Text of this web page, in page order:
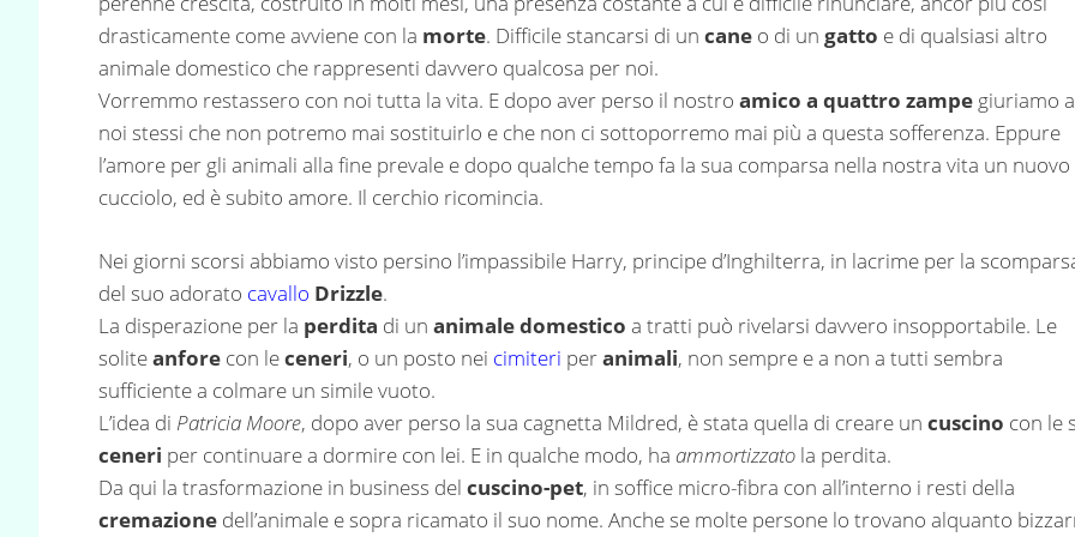
drasticamente come avviene con la morte. Difficile stancarsi di un cane o di un gatto e di qualsiasi altro
animale domestico che rappresenti davvero qualcosa per noi.
Vorremmo restassero con noi tutta la vita. E dopo aver perso il nostro amico a quattro zampe giuriamo a
noi stessi che non potremo mai sostituirlo e che non ci sottoporremo mai più a questa sofferenza. Eppure
l’amore per gli animali alla fine prevale e dopo qualche tempo fa la sua comparsa nella nostra vita un nuovo
cucciolo, ed è subito amore. Il cerchio ricomincia.
Nei giorni scorsi abbiamo visto persino l’impassibile Harry, principe d’Inghilterra, in lacrime per la
del suo adorato cavallo Drizzle.
La disperazione per la perdita di un animale domestico a tratti può rivelarsi davvero insopportabile. Le
soliteanfore con leceneri, o un posto nei cimiteri peranimali, non sempre e a non a tutti sembra
sufficiente a colmare un simile vuoto.
L’idea di Patricia Moore, dopo aver perso la sua cagnetta Mildred, è stata quella di creare un cuscino con le
ceneri per continuare a dormire con lei. E in qualche modo, ha ammortizzato la perdita.
Da qui la trasformazione in business del cuscino-pet, in soffice micro-fibra con all’interno i resti della
cremazione dell’animale e sopra ricamato il suo nome. Anche se molte persone lo trovano alquanto